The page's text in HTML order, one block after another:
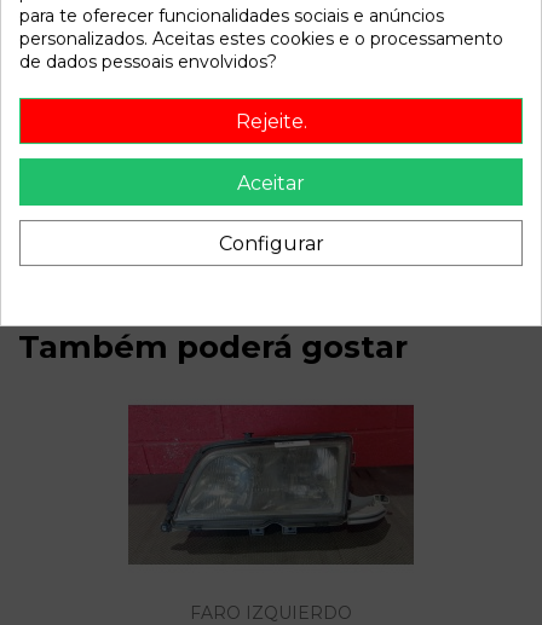
Referência 805464
Disponível a partir de: 2022-04-06
Recambio de centralita abs para mercedes clase c (w202)
3248168503
Também poderá gostar
FARO IZQUIERDO
para te oferecer funcionalidades sociais e anúncios
personalizados. Aceitas estes cookies e o processamento
de dados pessoais envolvidos?
Rejeite.
Aceitar
Configurar